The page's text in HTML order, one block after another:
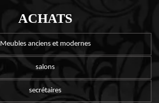
ACHATS
Meubles anciens et modernes
salons
secrétaires